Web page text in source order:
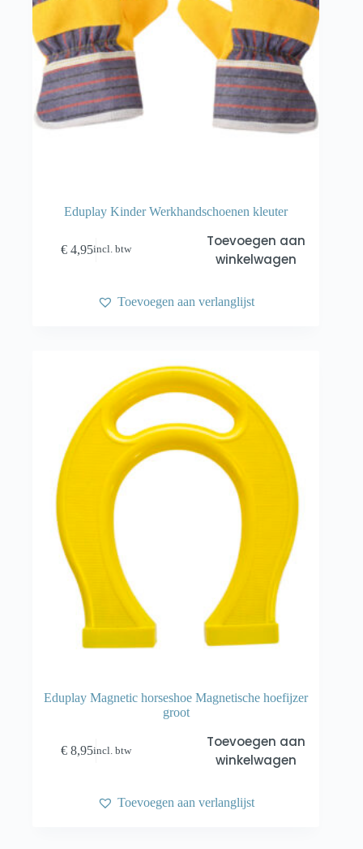
Eduplay Kinder Werkhandschoenen kleuter
€ 4,95incl. btw
Toevoegen aan
winkelwagen
Toevoegen aan verlanglijst
Eduplay Magnetic horseshoe Magnetische hoefijzer
groot
€ 8,95incl. btw
Toevoegen aan
winkelwagen
Toevoegen aan verlanglijst